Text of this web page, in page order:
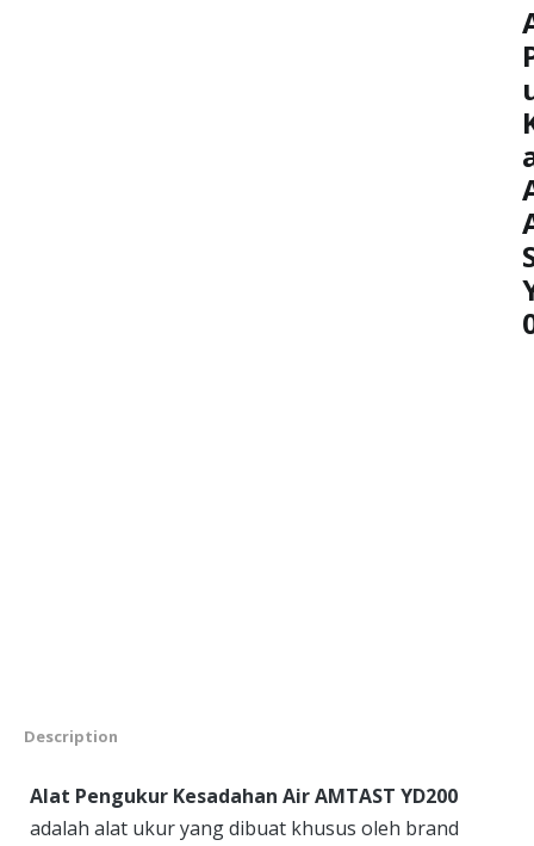
Description
Alat Pengukur Kesadahan Air AMTAST YD200
adalah alat ukur yang dibuat khusus oleh brand